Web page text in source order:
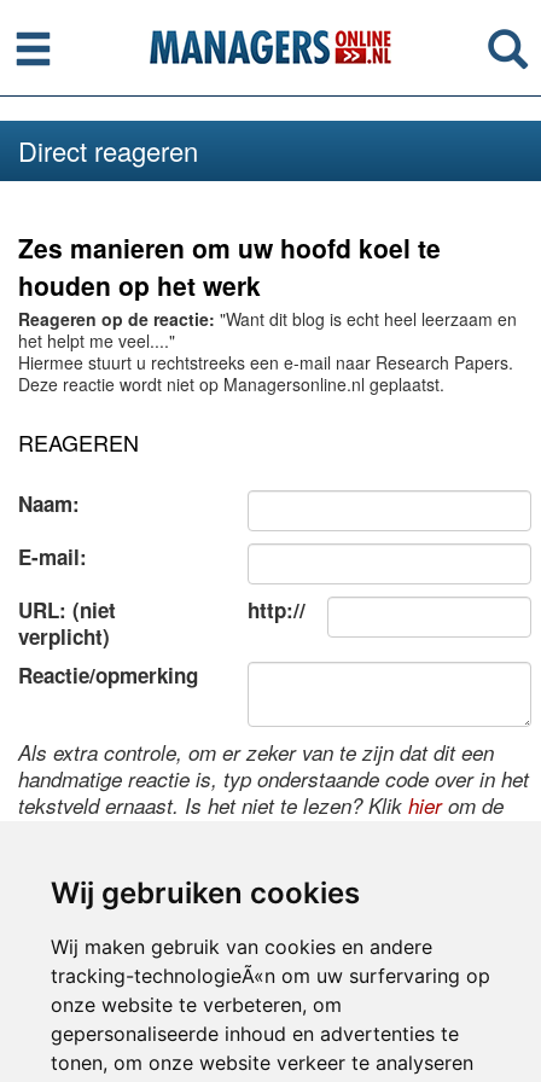
Wij gebruiken cookies
Wij maken gebruik van cookies en andere
tracking-technologieÃ«n om uw surfervaring op
onze website te verbeteren, om
gepersonaliseerde inhoud en advertenties te
tonen, om onze website verkeer te analyseren
Menu
Direct reageren
Zes manieren om uw hoofd koel te
houden op het werk
Reageren op de reactie: "Want dit blog is echt heel leerzaam en
het helpt me veel...."
Hiermee stuurt u rechtstreeks een e-mail naar Research Papers.
Deze reactie wordt niet op Managersonline.nl geplaatst.
REAGEREN
Naam:
E-mail:
URL: (niet
verplicht)
http://
Reactie/opmerking
Als extra controle, om er zeker van te zijn dat dit een
handmatige reactie is, typ onderstaande code over in het
tekstveld ernaast. Is het niet te lezen? Klik hierom de